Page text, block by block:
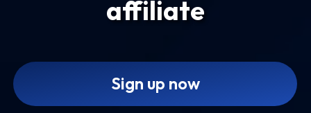
affiliate
Sign up now